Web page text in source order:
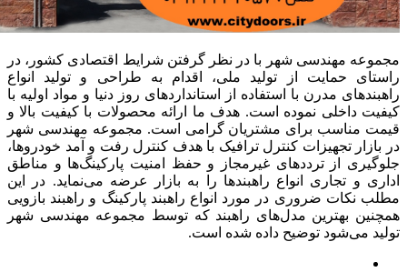
مجموعه مهندسی شهر با در نظر گرفتن شرایط اقتصادی کشور، در
راستای حمایت از تولید ملی، اقدام به طراحی و تولید انواع
راهبندهای مدرن با استفاده از استانداردهای روز دنیا و مواد اولیه با
کیفیت داخلی نموده است. هدف ما ارائه محصولات با کیفیت بالا و
قیمت مناسب برای مشتریان گرامی است. مجموعه مهندسی شهر
در بازار تجهیزات کنترل ترافیک با هدف کنترل رفت و آمد خودروها،
جلوگیری از ترددهای غیرمجاز و حفظ امنیت پارکینگ‌ها و مناطق
اداری و تجاری انواع راهبندها را به بازار عرضه می‌نماید. در این
مطلب نکات ضروری در مورد انواع راهبند پارکینگ و راهبند بازویی
همچنین بهترین مدل‌های راهبند که توسط مجموعه مهندسی شهر
تولید می‌شود توضیح داده شده است.